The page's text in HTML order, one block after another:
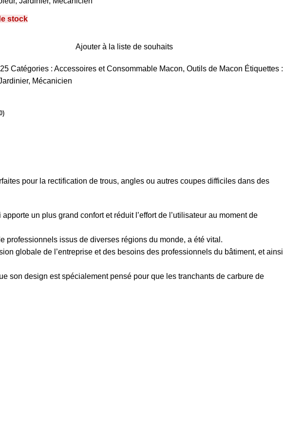
stock
Ajouter à la liste de souhaits
Catégories : Accessoires et Consommable Macon, Outils de Macon Étiquettes :
, Mécanicien
pour la rectification de trous, angles ou autres coupes difficiles dans des
un plus grand confort et réduit l’effort de l’utilisateur au moment de
professionnels issus de diverses régions du monde, a été vital.
globale de l’entreprise et des besoins des professionnels du bâtiment, et ainsi
son design est spécialement pensé pour que les tranchants de carbure de